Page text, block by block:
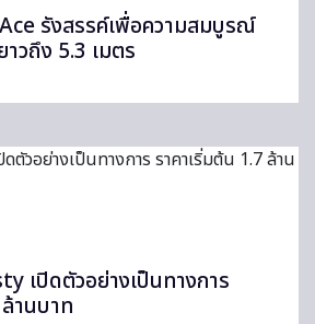
รังสรรค์เพื่อความสมบูรณ์
วถึง 5.3 เมตร
เปิดตัวอย่างเป็นทางการ
านบาท